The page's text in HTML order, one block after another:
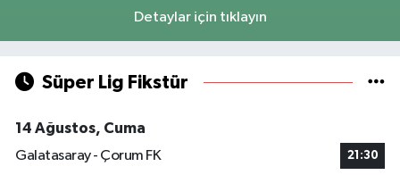
Detaylar için tıklayın
Süper Lig Fikstür
14 Ağustos, Cuma
Galatasaray - Çorum FK
21:30